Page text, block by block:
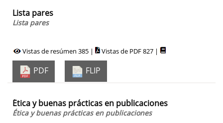
Lista pares
Lista pares
Vistas de resúmen 385 | Vistas de PDF 827 |
PDF FLIP
Ética y buenas prácticas en publicaciones
Ética y buenas prácticas en publicaciones